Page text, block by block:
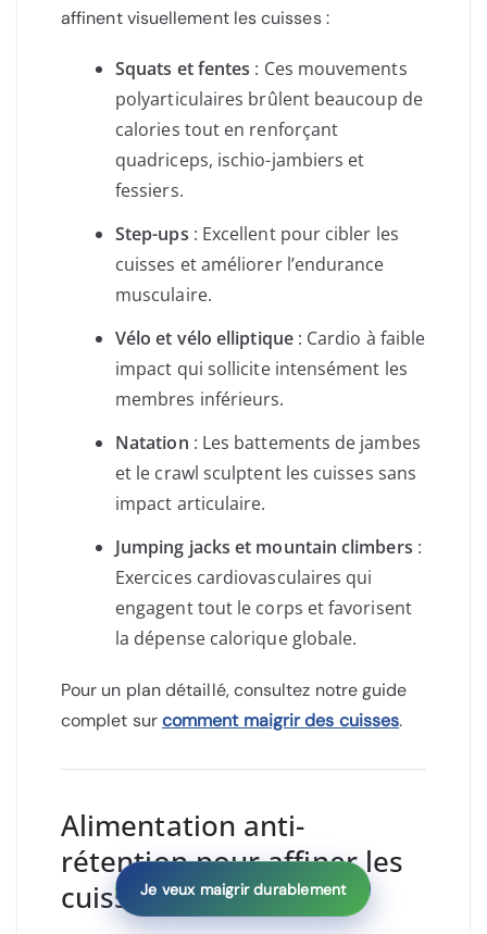
affinent visuellement les cuisses :
Squats et fentes : Ces mouvements
polyarticulaires brûlent beaucoup de
calories tout en renforçant
quadriceps, ischio-jambiers et
fessiers.
Step-ups : Excellent pour cibler les
cuisses et améliorer l’endurance
musculaire.
Vélo et vélo elliptique: Cardio à faible
impact qui sollicite intensément les
membres inférieurs.
Natation : Les battements de jambes
et le crawl sculptent les cuisses sans
impact articulaire.
Jumping jacks et mountain climbers :
Exercices cardiovasculaires qui
engagent tout le corps et favorisent
la dépense calorique globale.
Pour un plan détaillé, consultez notre guide
complet surcomment maigrir des cuisses.
Alimentation anti-
rétention pour affiner les
cuissesJe veux maigrir durablement